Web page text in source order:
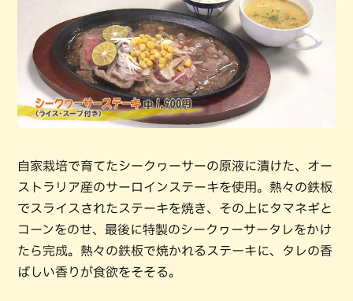
自家栽培で育てたシークヮーサーの原液に漬けた、オー
ストラリア産のサーロインステーキを使用。熱々の鉄板
でスライスされたステーキを焼き、その上にタマネギと
コーンをのせ、最後に特製のシークヮーサータレをかけ
たら完成。熱々の鉄板で焼かれるステーキに、タレの香
ばしい香りが食欲をそそる。